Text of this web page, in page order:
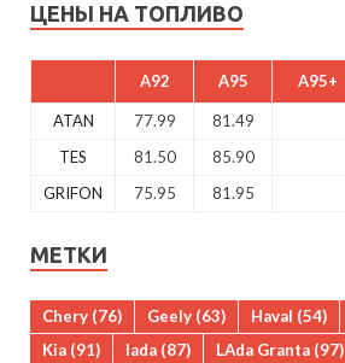
ЦЕНЫ НА ТОПЛИВО
A92 A95 A95+
ATAN 77.99 81.49
TES
81.50 85.90
GRIFON
75.95 81.95
МЕТКИ
Chery (76) Geely (63) Haval (54)
Kia (91) lada (87) LAda Granta (97)